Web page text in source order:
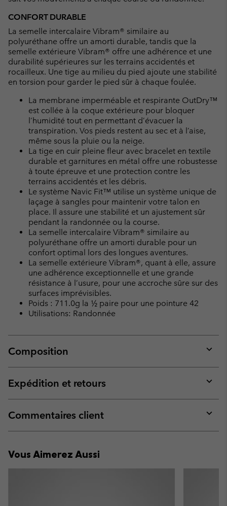
CONFORT DURABLE
La semelle intercalaire Vibram® similaire au
polyuréthane offre un amorti durable, tandis que la
semelle extérieure Vibram® offre une adhérence et une
durabilité supérieures sur les terrains accidentés et
rocailleux. Une tige au milieu du pied ajoute une stabilité
en torsion pour garder le pied sûr à chaque foulée.
La membrane imperméable et respirante OutDry™
est collée à la coque extérieure pour bloquer
l’humidité tout en permettant d’évacuer la
transpiration. Vos pieds restent au sec et à l’aise,
même sous la pluie ou la neige.
La tige en cuir pleine fleur avec bracelet en textile
durable et garnitures en métal offre une robustesse
à toute épreuve et une protection contre les
terrains accidentés et les débris.
Le système Navic Fit™ utilise un système unique de
laçage à sangles pour maintenir votre talon en
place. Il assure une stabilité et un ajustement sûr
pendant la randonnée ou la course.
La semelle intercalaire Vibram® similaire au
polyuréthane offre un amorti durable pour un
confort optimal lors des longues aventures.
La semelle extérieure Vibram®, quant à elle, assure
une adhérence exceptionnelle et une grande
résistance à l’usure, pour une accroche sûre sur des
surfaces imprévisibles.
Poids : 711.0g la ½ paire pour une pointure 42
Utilisations: Randonnée
Composition
or
Expédition et retours
or
Commentaires client
or
Vous Aimerez Aussi